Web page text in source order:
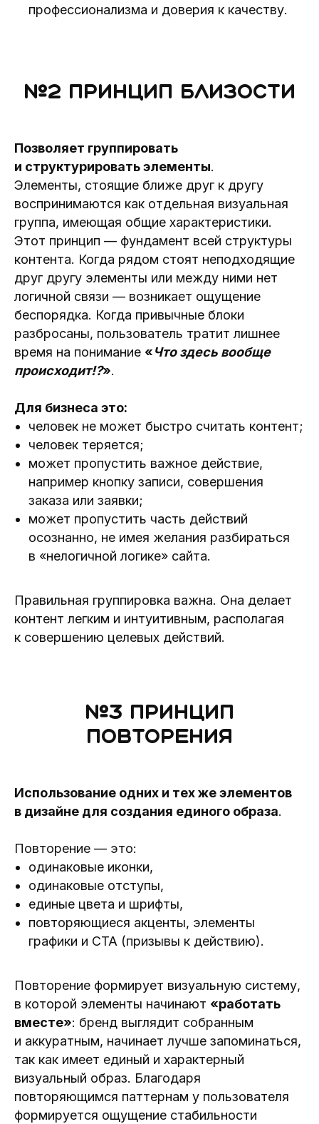
профессионализма и доверия к качеству.
№2 Принцип близости
Позволяет группировать
и структурировать элементы.
Элементы, стоящие ближе друг к другу
воспринимаются как отдельная визуальная
группа, имеющая общие характеристики.
Этот принцип — фундамент всей структуры
контента. Когда рядом стоят неподходящие
друг другу элементы или между ними нет
логичной связи — возникает ощущение
беспорядка. Когда привычные блоки
разбросаны, пользователь тратит лишнее
время на понимание «Что здесь вообще
происходит!?».
Для бизнеса это:
человек не может быстро считать контент;
человек теряется;
может пропустить важное действие,
например кнопку записи, совершения
заказа или заявки;
может пропустить часть действий
осознанно, не имея желания разбираться
в «нелогичной логике» сайта.
Правильная группировка важна. Она делает
контент легким и интуитивным, располагая
к совершению целевых действий.
№3 Принцип
повторения
Использование одних и тех же элементов
в дизайне для создания единого образа.
Повторение — это:
одинаковые иконки,
одинаковые отступы,
единые цвета и шрифты,
повторяющиеся акценты, элементы
графики и CTA (призывы к действию).
Повторение формирует визуальную систему,
в которой элементы начинают «работать
вместе»: бренд выглядит собранным
и аккуратным, начинает лучше запоминаться,
так как имеет единый и характерный
визуальный образ. Благодаря
повторяющимся паттернам у пользователя
формируется ощущение стабильности